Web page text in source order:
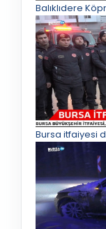
Balıklıdere
Bursa itfaiyesi